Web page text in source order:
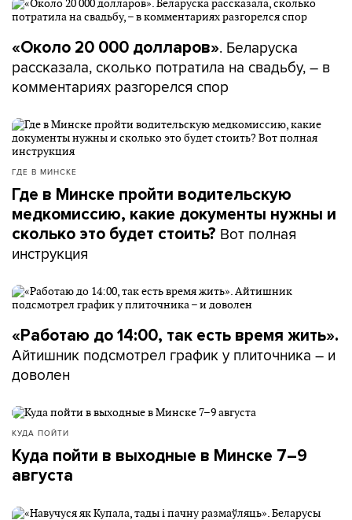
«Около 20 000 долларов». Беларуска
рассказала, сколько потратила на свадьбу, – в
комментариях разгорелся спор
ГДЕ В МИНСКЕ
Где в Минске пройти водительскую
медкомиссию, какие документы нужны и
сколько это будет стоить? Вот полная
инструкция
«Работаю до 14:00, так есть время жить».
Айтишник подсмотрел график у плиточника – и
доволен
КУДА ПОЙТИ
Куда пойти в выходные в Минске 7–9
августа